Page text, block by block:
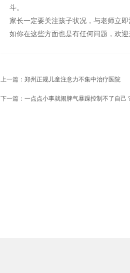
斗。
家长一定要关注孩子状况，与老师立
如你在这些方面也是有任何问题，欢迎
上一篇： 郑州正规儿童注意力不集中治疗医院
下一篇： 一点点小事就闹脾气暴躁控制不了自己